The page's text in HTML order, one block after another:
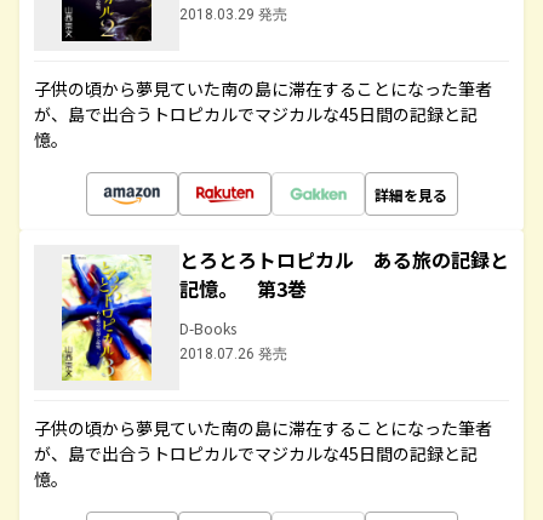
2018.03.29 発売
子供の頃から夢見ていた南の島に滞在することになった筆者
が、島で出合うトロピカルでマジカルな45日間の記録と記
憶。
詳細を見る
とろとろトロピカル ある旅の記録と
記憶。 第3巻
D-Books
2018.07.26 発売
子供の頃から夢見ていた南の島に滞在することになった筆者
が、島で出合うトロピカルでマジカルな45日間の記録と記
憶。